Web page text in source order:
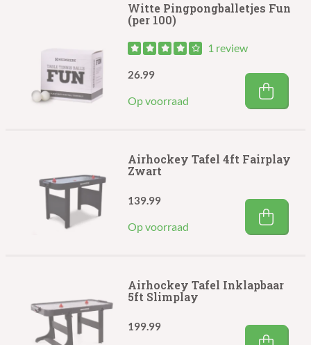
Witte Pingpongballetjes Fun
(per 100)
1 review
Op voorraad
26.99
Airhockey Tafel 4ft Fairplay
Zwart
Op voorraad
139.99
Airhockey Tafel Inklapbaar
5ft Slimplay
199.99